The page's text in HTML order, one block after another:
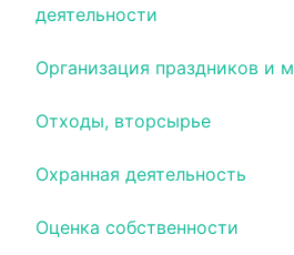
деятельности
Организация праздников и
Отходы, вторсырье
Охранная деятельность
Оценка собственности